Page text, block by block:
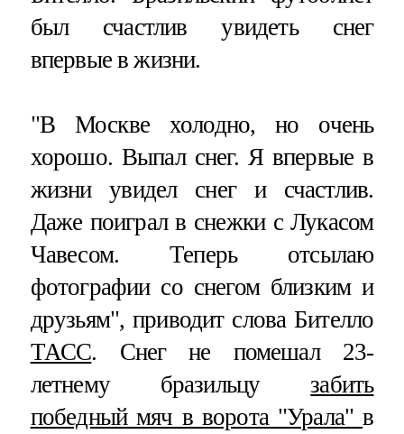
был счастлив увидеть снег
впервые в жизни.
"В Москве холодно, но очень
хорошо. Выпал снег. Я впервые в
жизни увидел снег и счастлив.
Даже поиграл в снежки с Лукасом
Чавесом. Теперь отсылаю
фотографии со снегом близким и
друзьям", приводит слова Бителло
ТАСС. Снег не помешал 23-
летнему бразильцузабить
победный мяч в ворота "Урала"в